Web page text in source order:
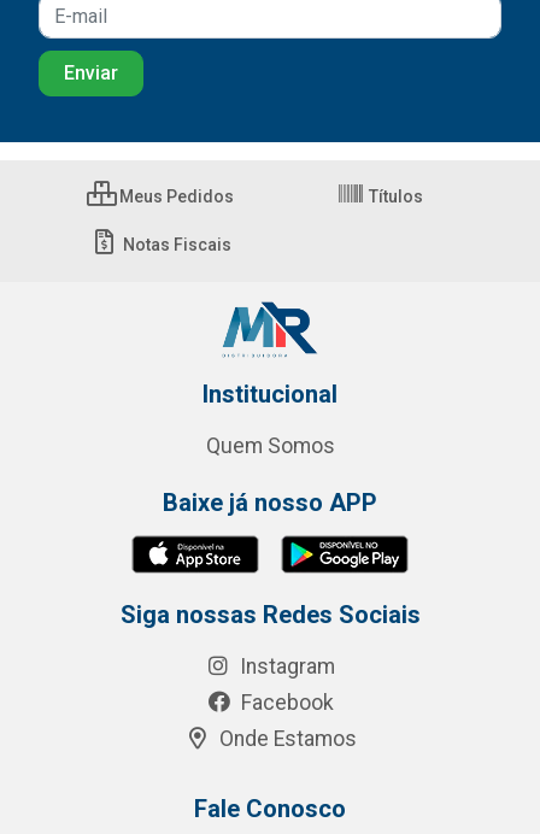
Meus Pedidos Títulos
Notas Fiscais
Institucional
Quem Somos
Baixe já nosso APP
Siga nossas Redes Sociais
Instagram
Facebook
Onde Estamos
Fale Conosco